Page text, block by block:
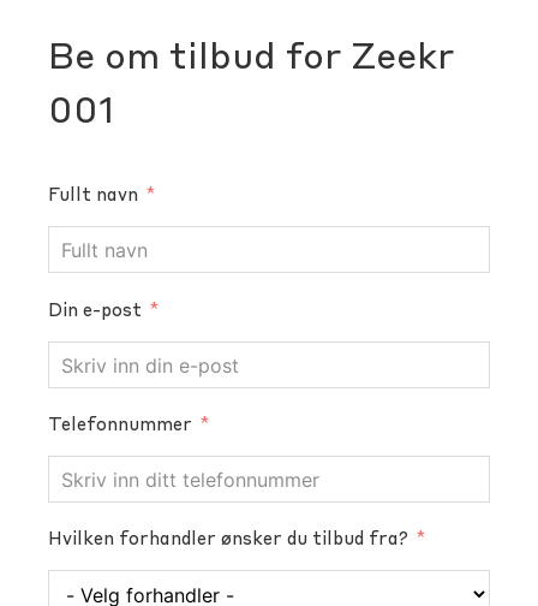
Be om tilbud for Zeekr
001
Fullt navn
Din e-post
Telefonnummer
Hvilken forhandler ønsker du tilbud fra?